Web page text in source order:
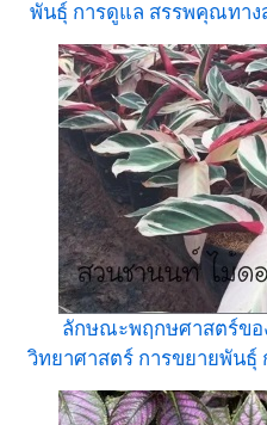
พันธุ์ การดูแล สรรพคุณทาง
ลักษณะพฤกษศาสตร์ขอ
วิทยาศาสตร์ การขยายพันธุ์